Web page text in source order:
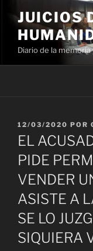
contenido
JUICIOS
Diario de la memoria
PUBLICADO
EL
12/03/2020 POR
EL
PIDE
VENDER
ASISTE A
SE LO
SIQUIERA